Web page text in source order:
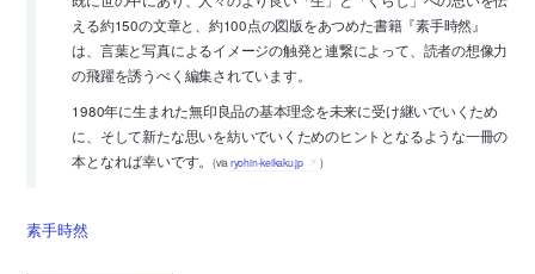
える約150の文章と、約100点の図版をあつめた書籍『素手時然』
は、言葉と写真によるイメージの触発と連繋によって、読者の想像力
の飛躍を誘うべく編集されています。
1980年に生まれた無印良品の基本理念を未来に受け継いでいくため
に、そして新たな思いを紡いでいくためのヒントとなるような一冊の
本となれば幸いです。(via ryohin-keikaku.jp )
素手時然